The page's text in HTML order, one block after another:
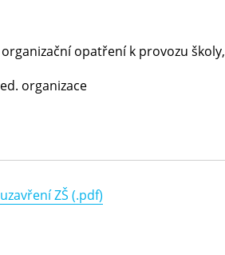
opatření k provozu
organizace
ZŠ (.pdf)